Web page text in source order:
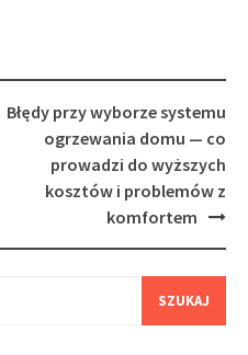
Błędy przy wyborze systemu
ogrzewania domu — co
prowadzi do wyższych
kosztów i problemów z
komfortem